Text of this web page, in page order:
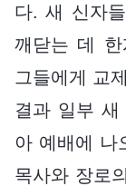
다. 새 신자
깨닫는 데 한
그들에게 교
결과 일부
아 예배에 나
목사와 장로